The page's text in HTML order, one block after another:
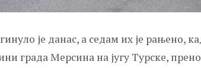
је данас, а седам их је рањено,
града Мерсина на југу Турске,